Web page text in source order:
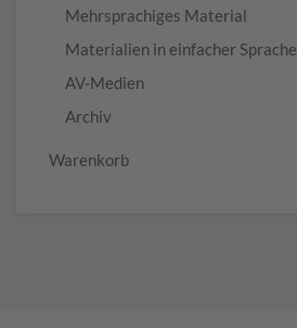
Mehrsprachiges Material
Materialien in einfacher Sprache
AV-Medien
Archiv
Warenkorb